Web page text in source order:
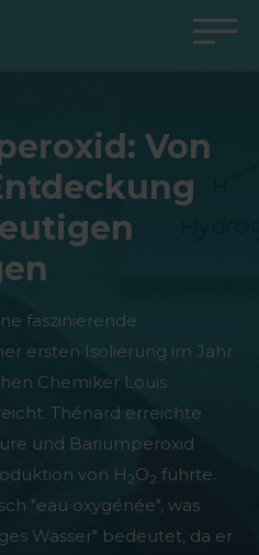
Von
faszinierende
ersten Isolierung im Jahr
Chemiker Louis
Thénard erreichte
und Bariumperoxid
von H 2O2 führte.
"eau oxygénée", was
Wasser" bedeutet, da er